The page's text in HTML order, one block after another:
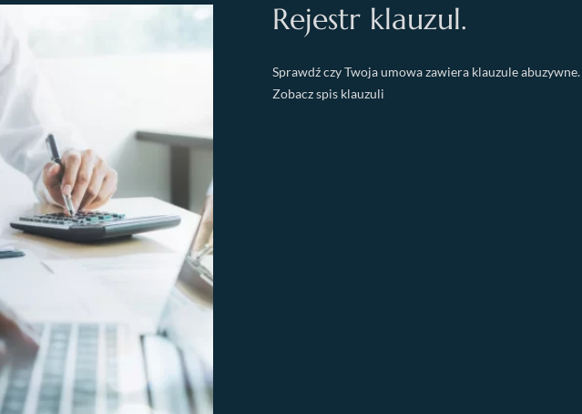
Rejestr klauzul.
Sprawdź czy Twoja umowa zawiera klauzule abuzywne.
Zobacz spis klauzuli